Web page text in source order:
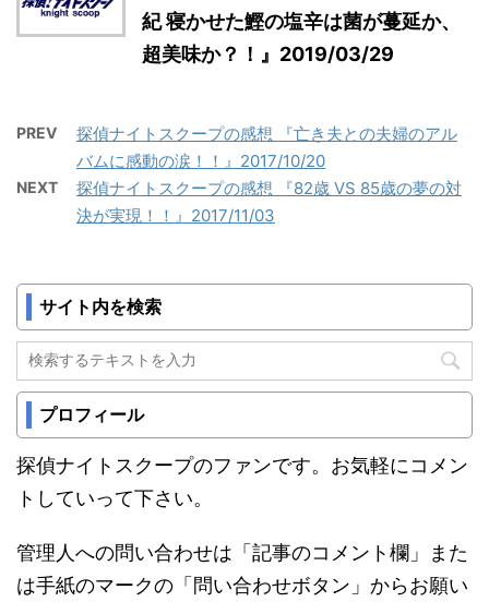
紀 寝かせた鰹の塩辛は菌が蔓延か、
超美味か？！』2019/03/29
PREV
探偵ナイトスクープの感想 『亡き夫との夫婦のアル
バムに感動の涙！！』2017/10/20
NEXT
探偵ナイトスクープの感想 『82歳 VS 85歳の夢の対
決が実現！！』2017/11/03
サイト内を検索
プロフィール
探偵ナイトスクープのファンです。お気軽にコメン
トしていって下さい。
管理人への問い合わせは「記事のコメント欄」また
は手紙のマークの「問い合わせボタン」からお願い